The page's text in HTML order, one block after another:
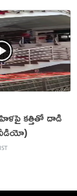
కత్తితో దాడి